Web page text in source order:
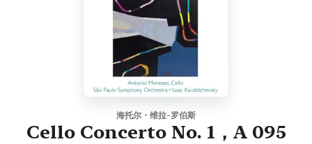
海托尔・维拉-罗伯斯
Cello Concerto No. 1，A 095